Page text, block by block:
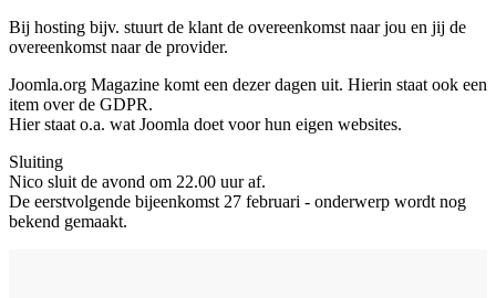
Bij hosting bijv. stuurt de klant de overeenkomst naar jou en jij de
overeenkomst naar de provider.
Joomla.org Magazine komt een dezer dagen uit. Hierin staat ook een
item over de GDPR.
Hier staat o.a. wat Joomla doet voor hun eigen websites.
Sluiting
Nico sluit de avond om 22.00 uur af.
De eerstvolgende bijeenkomst 27 februari - onderwerp wordt nog
bekend gemaakt.